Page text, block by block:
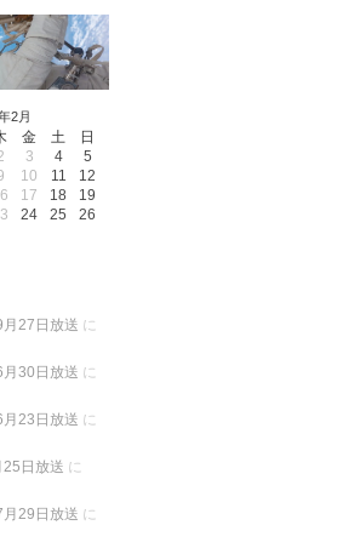
2月
金 土
日
3 4
5
10 11
12
17 18
19
24 25
26
27日放送 に
30日放送 に
23日放送 に
日放送 に
29日放送 に